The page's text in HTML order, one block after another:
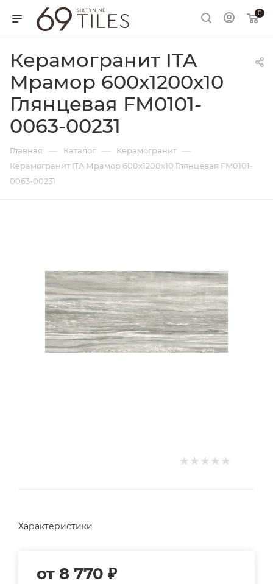
0
Керамогранит ITA
Мрамор 600х1200х10
Глянцевая FM0101-
0063-00231
Главная — Каталог — Керамогранит —
Керамогранит ITA Мрамор 600х1200х10 Глянцевая FM0101-
0063-00231
Характеристики
от 8 770 ₽